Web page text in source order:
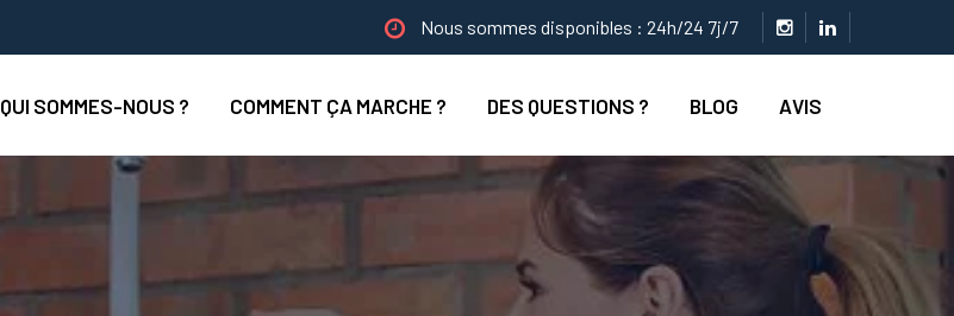
Nous sommes disponibles : 24h/24 7j/7
QUI SOMMES-NOUS ? COMMENT ÇA MARCHE ? DES QUESTIONS ? BLOG AVIS